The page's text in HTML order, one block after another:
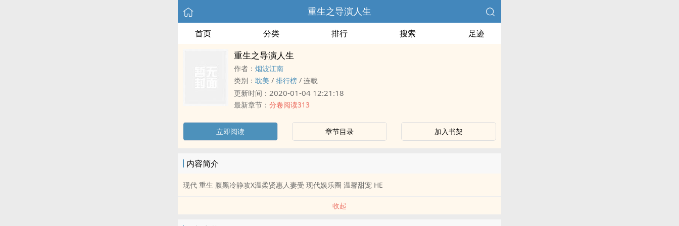
重生之导演人生
首页 分类 排行 搜索 足迹
重生之导演人生
作者： 烟波江南
类别： 耽美 / 排行榜 / 连载
更新时间： 2020-01-04 12:21:18
最新章节： 分卷阅读313
立即阅读 章节目录 加入书架
内容简介
现代 重生 腹黑冷静攻X温柔贤惠‍​人­妻‍​受 现代娱乐圈 温馨甜宠 HE
收起